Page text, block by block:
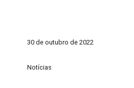
30 de outubro de 2022
Notícias